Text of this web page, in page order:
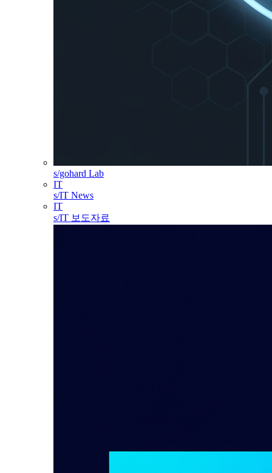
s/gohard Lab
IT
s/IT News
IT
s/IT 보도자료